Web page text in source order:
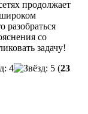
продолжает
разобраться
со
задачу!
(23